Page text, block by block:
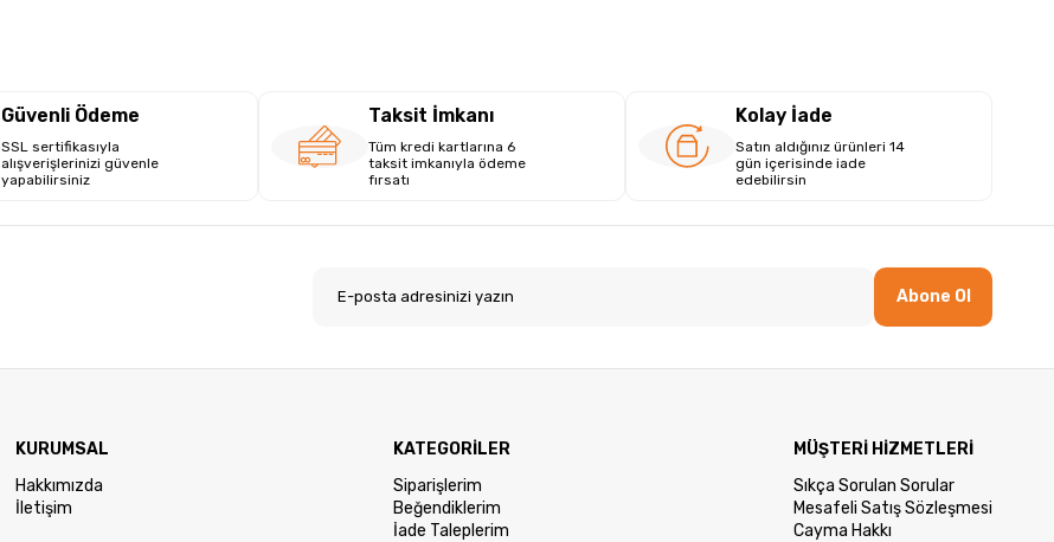
Güvenli Ödeme
SSL sertifikasıyla
alışverişlerinizi güvenle
yapabilirsiniz
Taksit İmkanı
Tüm kredi kartlarına 6
taksit imkanıyla ödeme
fırsatı
Kolay İade
Satın aldığınız ürünleri 14
gün içerisinde iade
edebilirsin
Abone Ol
KURUMSAL
Hakkımızda
İletişim
KATEGORİLER
Siparişlerim
Beğendiklerim
İade Taleplerim
MÜŞTERİ HİZMETLERİ
Sıkça Sorulan Sorular
Mesafeli Satış Sözleşmesi
Cayma Hakkı